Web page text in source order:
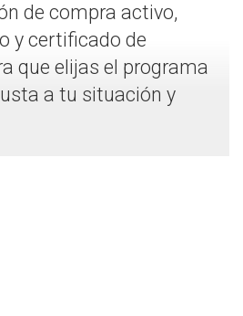
de compra activo,
y certificado de
que elijas el programa
a tu situación y